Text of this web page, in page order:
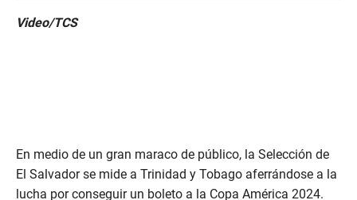
Video/TCS
En medio de un gran maraco de público, la Selección de
El Salvador se mide a Trinidad y Tobago aferrándose a la
lucha por conseguir un boleto a la Copa América 2024.